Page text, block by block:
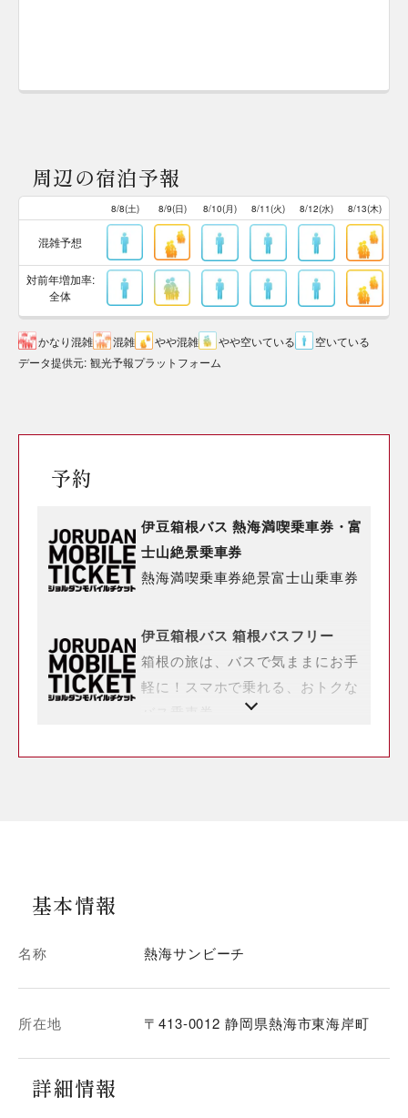
周辺の宿泊予報
8/8(土) 8/9(日) 8/10(月) 8/11(火) 8/12(水) 8/13(木)
混雑予想
対前年増加率:
全体
かなり混雑 混雑 やや混雑 やや空いている
空いている
データ提供元: 観光予報プラットフォーム
予約
伊豆箱根バス 熱海満喫乗車券・富
士山絶景乗車券
熱海満喫乗車券絶景富士山乗車券
伊豆箱根バス 箱根バスフリー
箱根の旅は、バスで気ままにお手
軽に！スマホで乗れる、おトクな
基本情報
名称 熱海サンビーチ
所在地 〒413-0012 静岡県熱海市東海岸町
詳細情報